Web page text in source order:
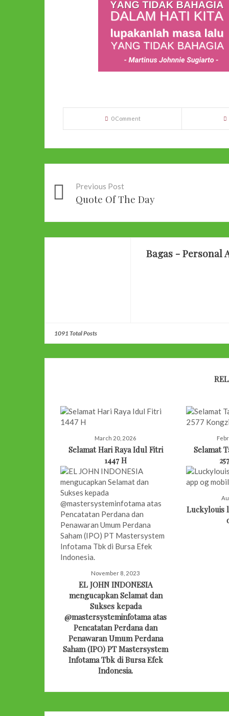
0 Comment
Previous Post
Quote Of The Day
Bagas - Personal
1091 Total Posts
March 20, 2026
Selamat Hari Raya Idul Fitri
1447 H
Selamat
November 8, 2023
EL JOHN INDONESIA
mengucapkan Selamat dan
Sukses kepada
@mastersysteminfotama atas
Pencatatan Perdana dan
Penawaran Umum Perdana
Saham (IPO) PT Mastersystem
Infotama Tbk di Bursa Efek
Indonesia.
Luckylouis